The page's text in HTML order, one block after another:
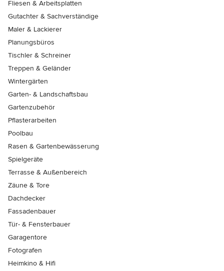
Fliesen & Arbeitsplatten
Gutachter & Sachverständige
Maler & Lackierer
Planungsbüros
Tischler & Schreiner
Treppen & Geländer
Wintergärten
Garten- & Landschaftsbau
Gartenzubehör
Pflasterarbeiten
Poolbau
Rasen & Gartenbewässerung
Spielgeräte
Terrasse & Außenbereich
Zäune & Tore
Dachdecker
Fassadenbauer
Tür- & Fensterbauer
Garagentore
Fotografen
Heimkino & Hifi